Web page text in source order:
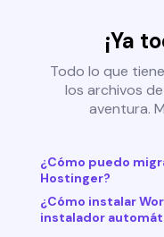
¡Ya
Todo lo que
los archivos
aventura.
¿Cómo puedo
Hostinger?
¿Cómo instalar
instalador